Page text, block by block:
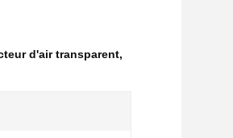
d'air transparent,